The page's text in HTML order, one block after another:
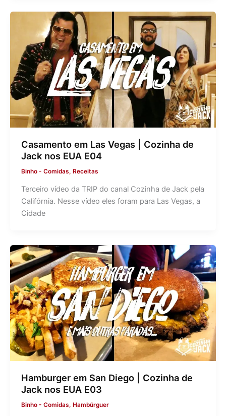
Casamento em Las Vegas | Cozinha de
Jack nos EUA E04
Binho - Comidas, Receitas
Terceiro vídeo da TRIP do canal Cozinha de Jack pela
Califórnia. Nesse vídeo eles foram para Las Vegas, a
Cidade
Hamburger em San Diego | Cozinha de
Jack nos EUA E03
Binho - Comidas, Hambúrguer